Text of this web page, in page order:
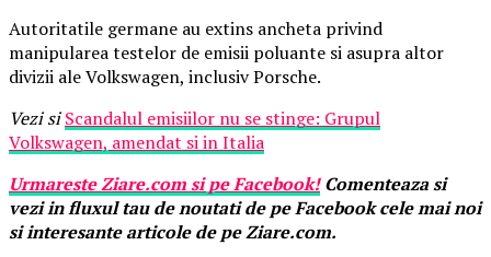
Autoritatile germane au extins ancheta privind
manipularea testelor de emisii poluante si asupra altor
divizii ale Volkswagen, inclusiv Porsche.
Vezi si Scandalul emisiilor nu se stinge: Grupul
Volkswagen, amendat si in Italia
UrmaresteZiare.comsi pe Facebook!Comenteaza si
vezi in fluxul tau de noutati de pe Facebook cele mai noi
si interesante articole de pe Ziare.com.